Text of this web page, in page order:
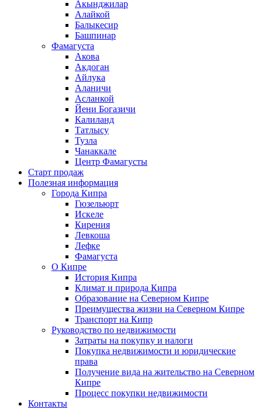
Акынджилар
Алайкой
Балыкесир
Башпинар
Фамагуста
Акова
Акдоган
Айлука
Аланичи
Асланкой
Йени Богазичи
Калиланд
Татлысу
Тузла
Чанаккале
Центр Фамагусты
Старт продаж
Полезная информация
Города Кипра
Гюзельюрт
Искеле
Кирения
Левкоша
Лефке
Фамагуста
О Кипре
История Кипра
Климат и природа Кипра
Образование на Северном Кипре
Преимущества жизни на Северном Кипре
Транспорт на Кипр
Руководство по недвижимости
Затраты на покупку и налоги
Покупка недвижимости и юридические
права
Получение вида на жительство на Северном
Кипре
Процесс покупки недвижимости
Контакты